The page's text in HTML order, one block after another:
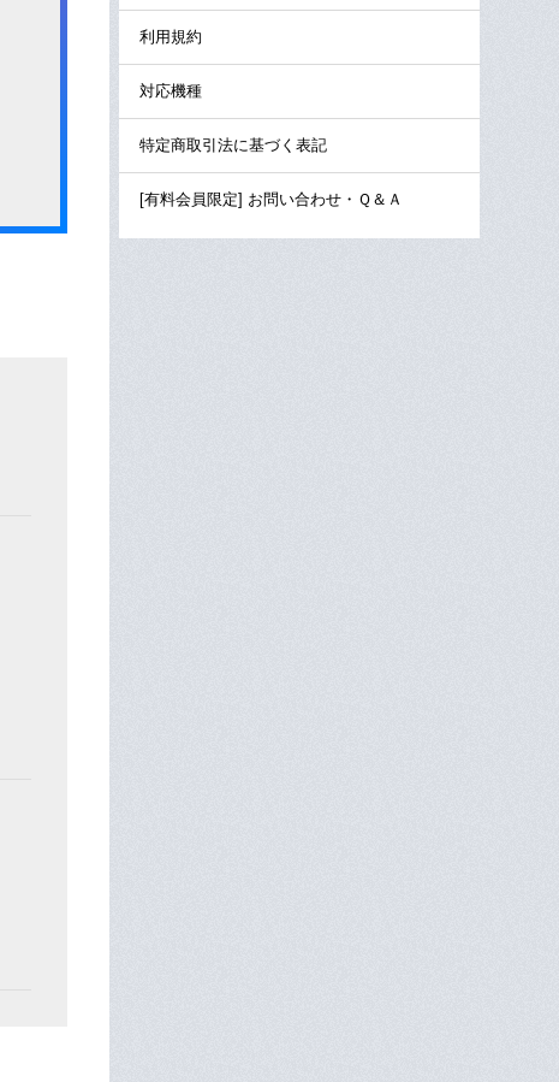
利用規約
対応機種
特定商取引法に基づく表記
[有料会員限定] お問い合わせ・Ｑ＆Ａ